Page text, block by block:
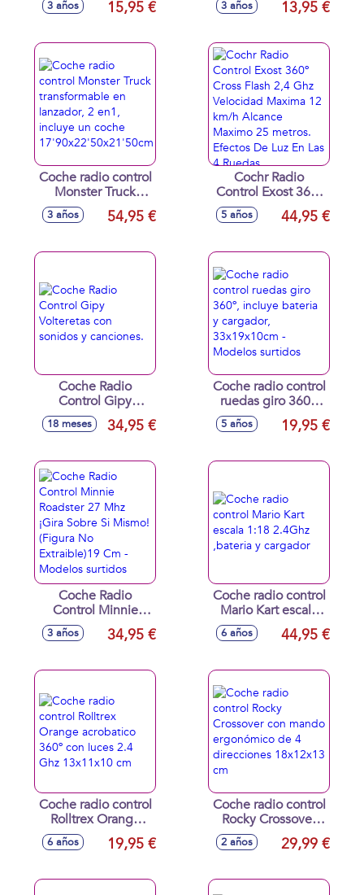
25x12x7cm -
3 años 15,95 €
20x8x6cm -
3 años 13,95 €
Coche radio control
Monster Truck
transformable en
lanzador, 2 en1,
17'90x22'50x21'50cm
3 años 54,95 €
Cochr Radio
Control Exost 360º
Cross Flash 2,4 Ghz
Velocidad Maxima
Maximo 25 metros.
Efectos De Luz En
Las 4 Ruedas.
5 años 44,95 €
Coche Radio
Control Gipy
Volteretas con
sonidos y
18 meses 34,95 €
Coche radio control
ruedas giro 360º,
incluye bateria y
cargador,
Modelos surtidos
5 años 19,95 €
Coche Radio
Control Minnie
Roadster 27 Mhz
¡Gira Sobre Si
Extraible)19 Cm -
3 años 34,95 €
Coche radio control
Mario Kart escala
1:18 2.4Ghz
,bateria y cargador
6 años 44,95 €
Coche radio control
Rolltrex Orange
acrobatico 360º
con luces 2.4 Ghz
6 años 19,95 €
Coche radio control
Rocky Crossover
con mando
ergonómico de 4
18x12x13 cm
2 años 29,99 €